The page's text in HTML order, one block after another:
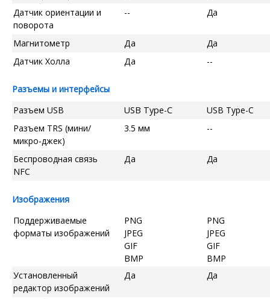
Датчик ориентации и
поворота
-- Да
Магнитометр Да
Да
Датчик Холла
Да --
Разъемы и интерфейсы
Разъем USB
USB Type-C
USB Type-C
Разъем TRS (мини/
микро-джек)
3.5 мм --
Беспроводная связь
NFC
Да Да
Изображения
Поддерживаемые
форматы изображений
PNG
JPEG
GIF
BMP
PNG
JPEG
GIF
BMP
Установленный
редактор изображений
Да Да